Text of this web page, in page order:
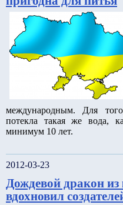
международным. Для
потекла такая же вода,
минимум 10 лет.
2012-03-23
Дождевой дракон
вдохновил